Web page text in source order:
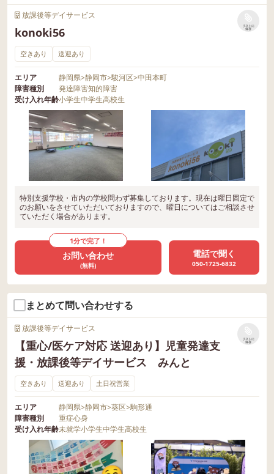
放課後等デイサービス
konoki56
リストに
保存
空きあり 送迎あり
エリア 静岡県>静岡市>駿河区>中田本町
障害種別
発達障害知的障害
受け入れ年齢小学生中学生高校生
特別支援学校・市内の学校問わず募集しております。現在は曜日固定で
のお願いをさせていただいておりますので、曜日についてはご相談させ
ていただく場合があります。
1分で完了！
お問い合わせ
(無料)
電話で聞く
050-1725-6832
まとめて問い合わせする
放課後等デイサービス
【重心/医ケア対応 送迎あり】児童発達支
援・放課後等デイサービス みんと
リストに
保存
空きあり 送迎あり 土日祝営業
エリア 静岡県>静岡市>葵区>駒形通
障害種別
重症心身
受け入れ年齢未就学小学生中学生高校生